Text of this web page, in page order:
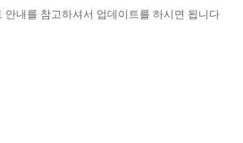
내를 참고하셔서 업데이트를 하시면 됩니다